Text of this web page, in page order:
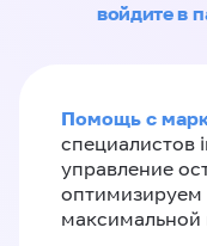
войдите в
Помощь с
специалистов
управление
оптимизируем
максимальной